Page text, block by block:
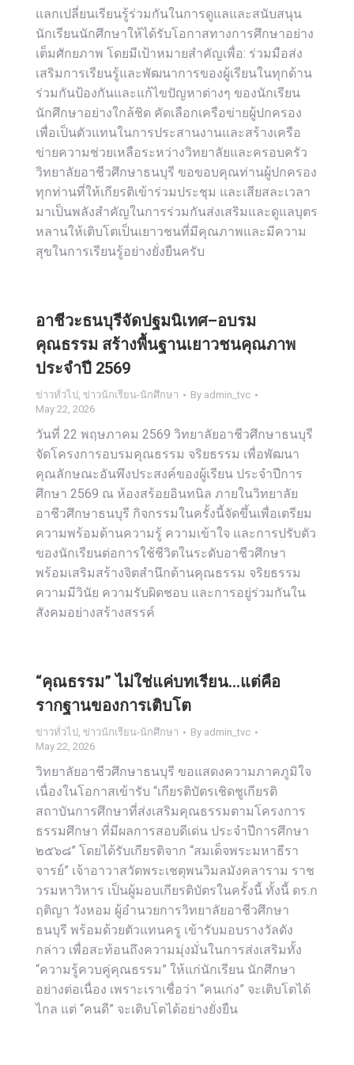
แลกเปลี่ยนเรียนรู้ร่วมกันในการดูแลและสนับสนุน
นักเรียนนักศึกษาให้ได้รับโอกาสทางการศึกษาอย่าง
เต็มศักยภาพ โดยมีเป้าหมายสำคัญเพื่อ: ร่วมมือส่ง
เสริมการเรียนรู้และพัฒนาการของผู้เรียนในทุกด้าน
ร่วมกันป้องกันและแก้ไขปัญหาต่างๆ ของนักเรียน
นักศึกษาอย่างใกล้ชิด คัดเลือกเครือข่ายผู้ปกครอง
เพื่อเป็นตัวแทนในการประสานงานและสร้างเครือ
ข่ายความช่วยเหลือระหว่างวิทยาลัยและครอบครัว
วิทยาลัยอาชีวศึกษาธนบุรี ขอขอบคุณท่านผู้ปกครอง
ทุกท่านที่ให้เกียรติเข้าร่วมประชุม และเสียสละเวลา
มาเป็นพลังสำคัญในการร่วมกันส่งเสริมและดูแลบุตร
หลานให้เติบโตเป็นเยาวชนที่มีคุณภาพและมีความ
สุขในการเรียนรู้อย่างยั่งยืนครับ
อาชีวะธนบุรีจัดปฐมนิเทศ–อบรม
คุณธรรม สร้างพื้นฐานเยาวชนคุณภาพ
ประจำปี 2569
ข่าวทั่วไป, ข่าวนักเรียน-นักศึกษา By admin_tvc
May 22, 2026
วันที่ 22 พฤษภาคม 2569 วิทยาลัยอาชีวศึกษาธนบุรี
จัดโครงการอบรมคุณธรรม จริยธรรม เพื่อพัฒนา
คุณลักษณะอันพึงประสงค์ของผู้เรียน ประจำปีการ
ศึกษา 2569 ณ ห้องสร้อยอินทนิล ภายในวิทยาลัย
อาชีวศึกษาธนบุรี กิจกรรมในครั้งนี้จัดขึ้นเพื่อเตรียม
ความพร้อมด้านความรู้ ความเข้าใจ และการปรับตัว
ของนักเรียนต่อการใช้ชีวิตในระดับอาชีวศึกษา
พร้อมเสริมสร้างจิตสำนึกด้านคุณธรรม จริยธรรม
ความมีวินัย ความรับผิดชอบ และการอยู่ร่วมกันใน
สังคมอย่างสร้างสรรค์
“คุณธรรม” ไม่ใช่แค่บทเรียน…แต่คือ
รากฐานของการเติบโต
ข่าวทั่วไป, ข่าวนักเรียน-นักศึกษา By admin_tvc
May 22, 2026
วิทยาลัยอาชีวศึกษาธนบุรี ขอแสดงความภาคภูมิใจ
เนื่องในโอกาสเข้ารับ “เกียรติบัตรเชิดชูเกียรติ
สถาบันการศึกษาที่ส่งเสริมคุณธรรมตามโครงการ
ธรรมศึกษา ที่มีผลการสอบดีเด่น ประจำปีการศึกษา
๒๕๖๘” โดยได้รับเกียรติจาก “สมเด็จพระมหาธีรา
จารย์” เจ้าอาวาสวัดพระเชตุพนวิมลมังคลาราม ราช
วรมหาวิหาร เป็นผู้มอบเกียรติบัตรในครั้งนี้ ทั้งนี้ ดร.ก
ฤติญา วังหอม ผู้อำนวยการวิทยาลัยอาชีวศึกษา
ธนบุรี พร้อมด้วยตัวแทนครู เข้ารับมอบรางวัลดัง
กล่าว เพื่อสะท้อนถึงความมุ่งมั่นในการส่งเสริมทั้ง
“ความรู้ควบคู่คุณธรรม” ให้แก่นักเรียน นักศึกษา
อย่างต่อเนื่อง เพราะเราเชื่อว่า “คนเก่ง” จะเติบโตได้
ไกล แต่ “คนดี” จะเติบโตได้อย่างยั่งยืน